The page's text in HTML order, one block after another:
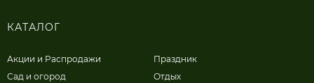
КАТАЛОГ
Акции и Распродажи
Сад и огород
Праздник
Отдых